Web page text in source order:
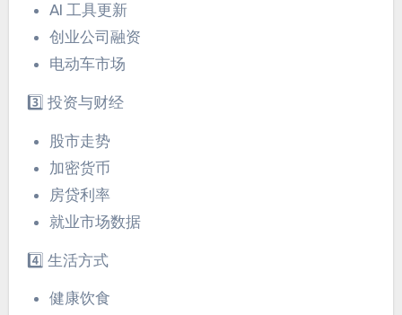
AI 工具更新
创业公司融资
电动车市场
3️⃣ 投资与财经
股市走势
加密货币
房贷利率
就业市场数据
4️⃣ 生活方式
健康饮食